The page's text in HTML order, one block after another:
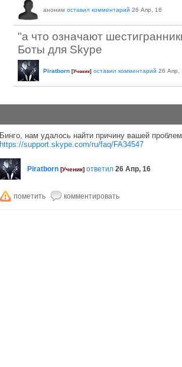
аноним оставил комментарий 26 Апр, 16
"а что означают
Боты для Skype
Piratborn [Ученик] оставил комментарий 26 Апр,
Бинго, нам удалось найти причину вашей
https://support.skype.com/ru/faq/FA34547
Piratborn [Ученик] ответил 26 Апр, 16